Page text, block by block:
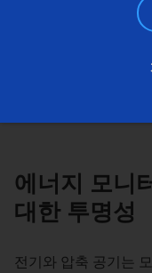
에너지 모니
대한 투명성
전기와 압축 공기는